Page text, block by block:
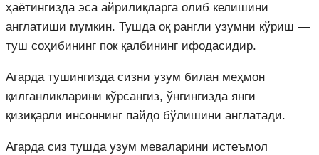
ҳаётингизда эса айрилиқларга олиб келишини
англатиши мумкин. Тушда оқ рангли узумни кўриш —
туш соҳибининг пок қалбининг ифодасидир.
Агарда тушингизда сизни узум билан меҳмон
қилганликларини кўрсангиз, ўнгингизда янги
қизиқарли инсоннинг пайдо бўлишини англатади.
Агарда сиз тушда узум меваларини истеъмол